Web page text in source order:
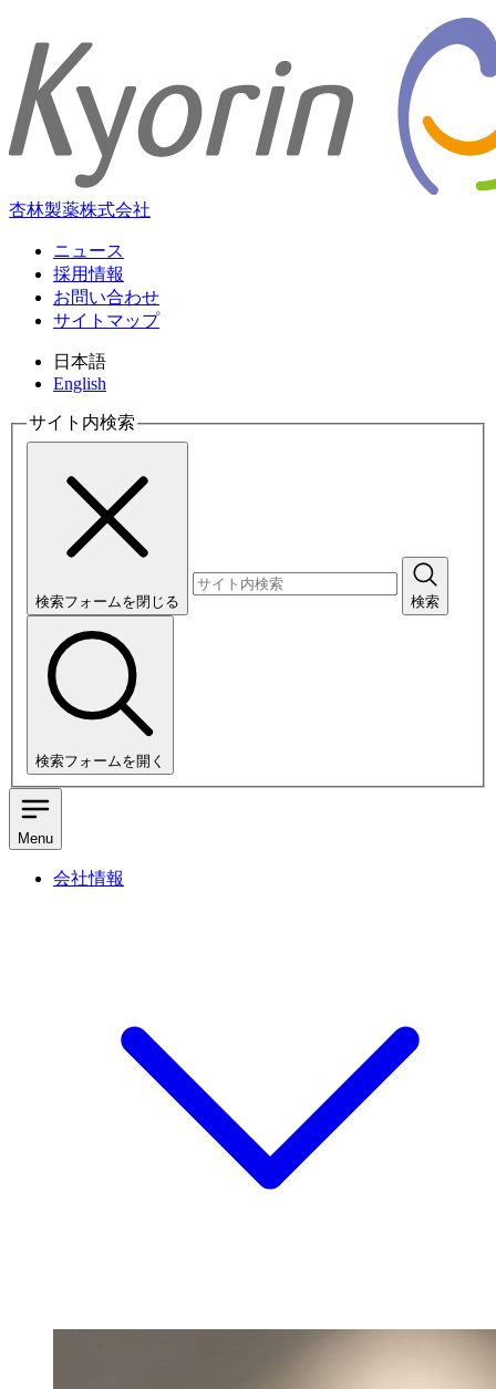
杏林製薬株式会社
ニュース
採用情報
お問い合わせ
サイトマップ
日本語
English
サイト内検索
検索フォームを閉じる 検索
検索フォームを開く
Menu
会社情報